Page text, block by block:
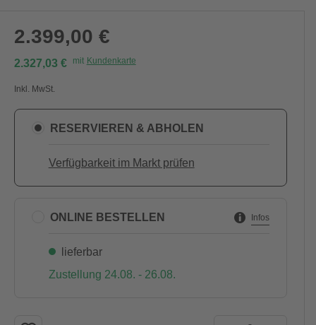
2.399,00 €
2.327,03 € mit Kundenkarte
Inkl. MwSt.
RESERVIEREN & ABHOLEN
Verfügbarkeit im Markt prüfen
ONLINE BESTELLEN Infos
lieferbar
Zustellung 24.08. - 26.08.